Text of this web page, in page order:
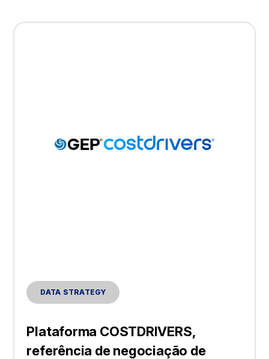
DATA STRATEGY
Plataforma COSTDRIVERS,
referência de negociação de